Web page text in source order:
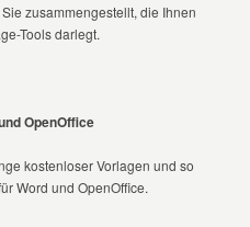
zusammengestellt, die Ihnen
Tools darlegt.
OpenOffice
kostenloser Vorlagen und so
Word und OpenOffice.